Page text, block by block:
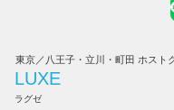
東京／八王子・立川・町田 ホスト
LUXE
ラグゼ